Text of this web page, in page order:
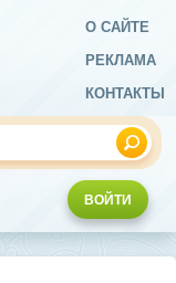
О САЙТЕ
РЕКЛАМА
КОНТАКТЫ
ВОЙТИ